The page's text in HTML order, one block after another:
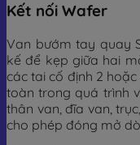
Kết nối Wafer
Van bướm tay quay
kế để kẹp giữa hai
các tai cố định 2
toàn trong quá trình
thân van, đĩa van,
cho phép đóng mở